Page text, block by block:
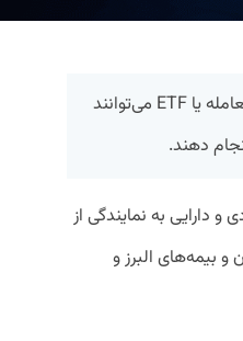
متقاضیان خریداری واحدهای سرمایه گذاری صندوق‌های قابل معامله یا ETF می‌توانند
دهند.
دارایی به نمایندگی از
بیمه‌های البرز و